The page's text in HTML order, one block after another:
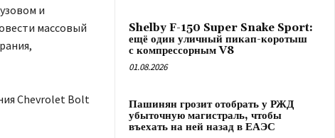
и
массовый
Chevrolet Bolt
Shelby F-150 Super Snake Sport:
ещё один уличный пикап-коротыш
с компрессорным V8
01.08.2026
Пашинян грозит отобрать у РЖД
убыточную магистраль, чтобы
въехать на ней назад в ЕАЭС